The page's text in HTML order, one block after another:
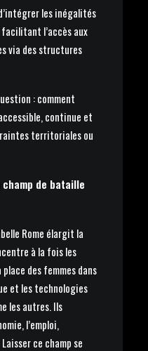
les inégalités
l’accès aux
via des structures
: comment
continue et
territoriales ou
champ de bataille
Rome élargit la
à la fois les
des femmes dans
et les technologies
les autres. Ils
l’emploi,
ce champ se